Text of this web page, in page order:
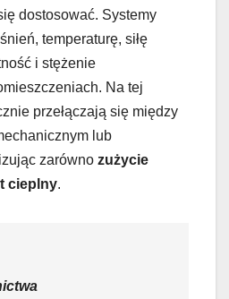
dostosować. Systemy
temperaturę, siłę
i stężenie
Na tej
przełączają się między
lub
zarówno zużycie
cieplny.